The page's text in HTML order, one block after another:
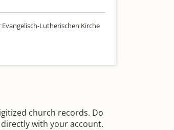
Lutherischen Kirche
church records. Do
with your account.